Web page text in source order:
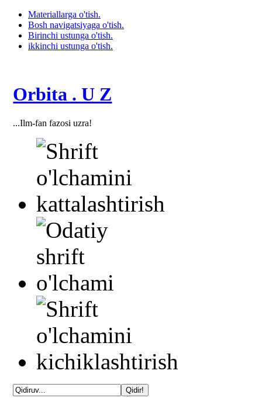
Materiallarga o'tish.
Bosh navigatsiyaga o'tish.
Birinchi ustunga o'tish.
ikkinchi ustunga o'tish.
Orbita . U Z
...Ilm-fan fazosi uzra!